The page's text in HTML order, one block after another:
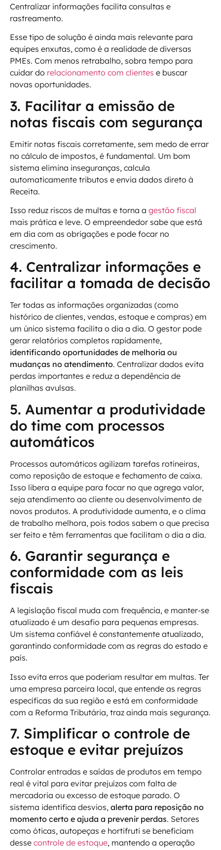
Centralizar informações facilita consultas e
rastreamento.
Esse tipo de solução é ainda mais relevante para
equipes enxutas, como é a realidade de diversas
PMEs. Com menos retrabalho, sobra tempo para
cuidar do relacionamento com clientes e buscar
novas oportunidades.
3. Facilitar a emissão de
notas fiscais com segurança
Emitir notas fiscais corretamente, sem medo de errar
no cálculo de impostos, é fundamental. Um bom
sistema elimina inseguranças, calcula
automaticamente tributos e envia dados direto à
Receita.
Isso reduz riscos de multas e torna a gestão fiscal
mais prática e leve. O empreendedor sabe que está
em dia com as obrigações e pode focar no
crescimento.
4. Centralizar informações e
facilitar a tomada de decisão
Ter todas as informações organizadas (como
histórico de clientes, vendas, estoque e compras) em
um único sistema facilita o dia a dia. O gestor pode
gerar relatórios completos rapidamente,
identificando oportunidades de melhoria ou
mudanças no atendimento. Centralizar dados evita
perdas importantes e reduz a dependência de
planilhas avulsas.
5. Aumentar a produtividade
do time com processos
automáticos
Processos automáticos agilizam tarefas rotineiras,
como reposição de estoque e fechamento de caixa.
Isso libera a equipe para focar no que agrega valor,
seja atendimento ao cliente ou desenvolvimento de
novos produtos. A produtividade aumenta, e o clima
de trabalho melhora, pois todos sabem o que precisa
ser feito e têm ferramentas que facilitam o dia a dia.
6. Garantir segurança e
conformidade com as leis
fiscais
A legislação fiscal muda com frequência, e manter-se
atualizado é um desafio para pequenas empresas.
Um sistema confiável é constantemente atualizado,
garantindo conformidade com as regras do estado e
país.
Isso evita erros que poderiam resultar em multas. Ter
uma empresa parceira local, que entende as regras
específicas da sua região e está em conformidade
com a Reforma Tributária, traz ainda mais segurança.
7. Simplificar o controle de
estoque e evitar prejuízos
Controlar entradas e saídas de produtos em tempo
real é vital para evitar prejuízos com falta de
mercadoria ou excesso de estoque parado. O
sistema identifica desvios, alerta para reposição no
momento certo e ajuda a prevenir perdas. Setores
como óticas, autopeças e hortifruti se beneficiam
desse controle de estoque, mantendo a operação